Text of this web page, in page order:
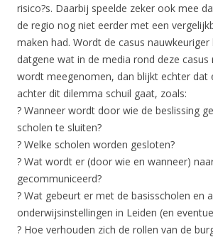
risico?s. Daarbij speelde zeker ook mee
de regio nog niet eerder met een
maken had. Wordt de casus
datgene wat in de media rond deze
wordt meegenomen, dan blijkt echter dat
achter dit dilemma schuil gaat, zoals:
? Wanneer wordt door wie de beslissing
scholen te sluiten?
? Welke scholen worden gesloten?
? Wat wordt er (door wie en wanneer)
gecommuniceerd?
? Wat gebeurt er met de basisscholen en
onderwijsinstellingen in Leiden (en
? Hoe verhouden zich de rollen van de